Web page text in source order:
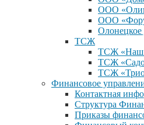
ООО
ООО
Олонецкое
ТСЖ
ТСЖ «Наш
ТСЖ
ТСЖ
Финансовое
Контактная
Структура
Приказы